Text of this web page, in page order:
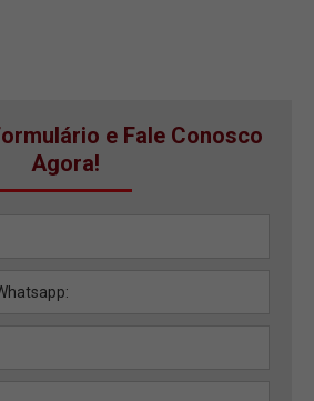
e Fale Conosco
Agora!